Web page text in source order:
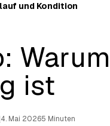
und Kondition
ist
4. Mai 20265 Minuten